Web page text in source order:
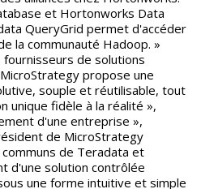
et Hortonworks Data
QueryGrid permet d'accéder
la communauté Hadoop. »
de solutions
propose une
souple et réutilisable, tout
unique fidèle à la réalité »,
d'une entreprise »,
de MicroStrategy
de Teradata et
d'une solution contrôlée
une forme intuitive et simple